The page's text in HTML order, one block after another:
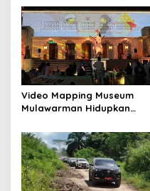
Video Mapping Museum
Mulawarman Hidupkan
Melenu